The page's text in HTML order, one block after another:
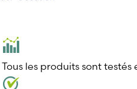
Tous les produits sont